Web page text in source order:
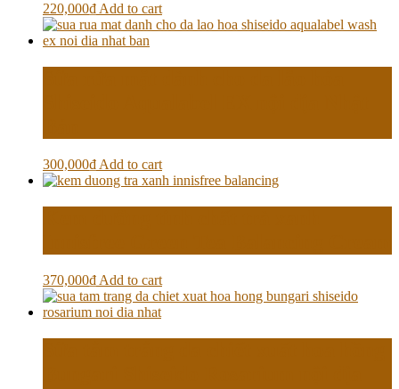
220,000₫ Add to cart
300,000₫ Add to cart
370,000₫ Add to cart